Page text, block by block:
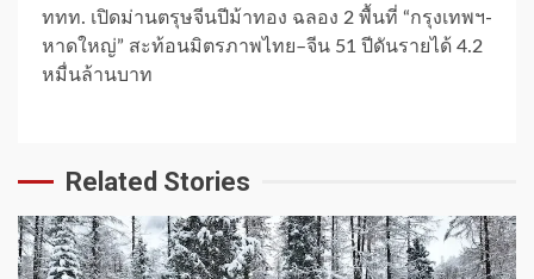
ททท. เปิดม่านตรุษจีนปีม้าทอง ฉลอง 2 พื้นที่ “กรุงเทพฯ-
หาดใหญ่” สะท้อนมิตรภาพไทย–จีน 51 ปีดันรายได้ 4.2
หมื่นล้านบาท
Related Stories